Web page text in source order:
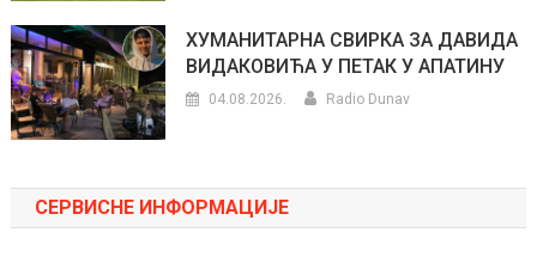
ХУМАНИТАРНА СВИРКА ЗА ДАВИДА
ВИДАКОВИЋА У ПЕТАК У АПАТИНУ
04.08.2026. Radio Dunav
СЕРВИСНЕ ИНФОРМАЦИЈЕ